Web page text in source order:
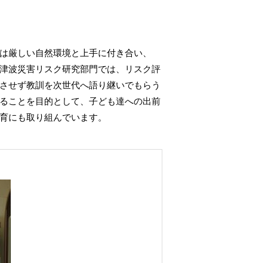
しい自然環境と上手に付き合い、
波災害リスク研究部門では、リスク評
せず教訓を次世代へ語り継いでもらう
ことを目的として、子ども達への出前
にも取り組んでいます。